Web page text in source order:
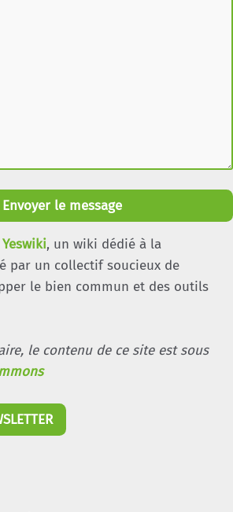
Envoyer le message
Yeswiki, un wiki dédié à la
par un collectif soucieux de
le bien commun et des outils
le contenu de ce site est sous